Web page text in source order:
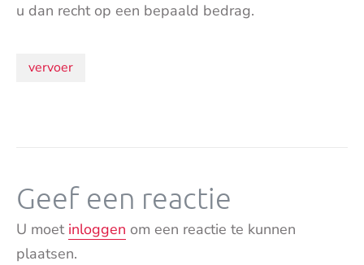
u dan recht op een bepaald bedrag.
Onderwerpen:
vervoer
Geef een reactie
U moet inloggen om een reactie te kunnen
plaatsen.